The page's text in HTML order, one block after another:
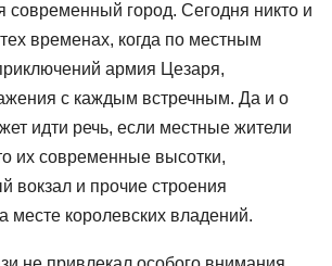
современный город. Сегодня никто и
временах, когда по местным
армия Цезаря,
с каждым встречным. Да и о
идти речь, если местные жители
их современные высотки,
вокзал и прочие строения
месте королевских владений.